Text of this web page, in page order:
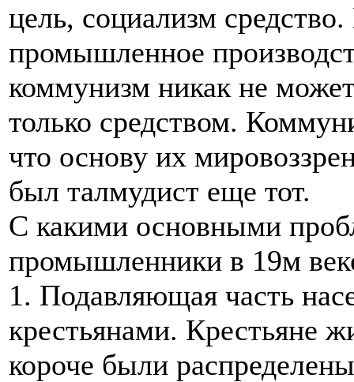
цель, социализм
промышленное
коммунизм никак не
только средством.
что основу их
был талмудист еще тот.
С какими основными
промышленники в 19м
1. Подавляющая часть
крестьянами. Крестьяне
короче были